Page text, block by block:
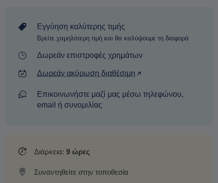
Εγγύηση καλύτερης τιμής
Βρείτε χαμηλότερη τιμή και θα καλύψουμε τη διαφορά
Δωρεάν επιστροφές χρημάτων
Δωρεάν ακύρωση διαθέσιμη
Επικοινωνήστε μαζί μας μέσω τηλεφώνου,
email ή συνομιλίας
Διάρκεια: 9 ώρες
Συναντηθείτε στην τοποθεσία